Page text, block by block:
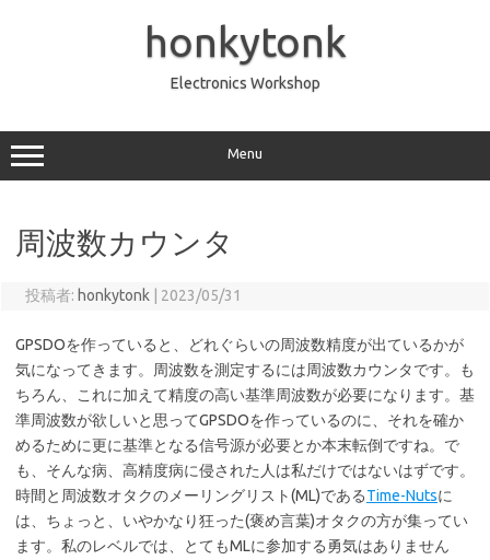
ッ
プ
honkytonk
Electronics Workshop
Menu
周波数カウンタ
投稿者: honkytonk 2023/05/31
GPSDOを作っていると、どれぐらいの周波数精度が出ているかが
気になってきます。周波数を測定するには周波数カウンタです。も
ちろん、これに加えて精度の高い基準周波数が必要になります。基
準周波数が欲しいと思ってGPSDOを作っているのに、それを確か
めるために更に基準となる信号源が必要とか本末転倒ですね。で
も、そんな病、高精度病に侵された人は私だけではないはずです。
時間と周波数オタクのメーリングリスト(ML)であるTime-Nutsに
は、ちょっと、いやかなり狂った(褒め言葉)オタクの方が集ってい
ます。私のレベルでは、とてもMLに参加する勇気はありません